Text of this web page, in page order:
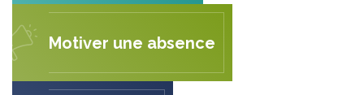
Motiver une absence